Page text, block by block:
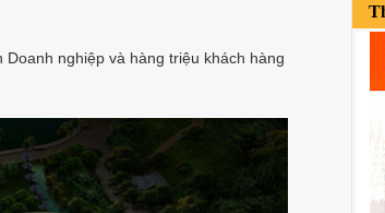
nghiệp và hàng triệu khách hàng